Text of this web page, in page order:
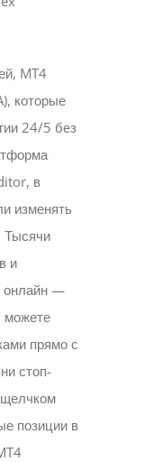
MT4
которые
24/5 без
в
изменять
Тысячи
и
онлайн —
можете
прямо с
стоп-
позиции в